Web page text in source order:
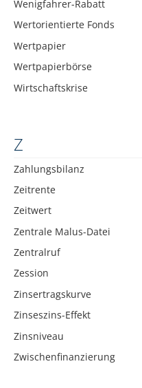
Wenigfahrer-Rabatt
Wertorientierte Fonds
Wertpapier
Wertpapierbörse
Wirtschaftskrise
Z
Zahlungsbilanz
Zeitrente
Zeitwert
Zentrale Malus-Datei
Zentralruf
Zession
Zinsertragskurve
Zinseszins-Effekt
Zinsniveau
Zwischenfinanzierung